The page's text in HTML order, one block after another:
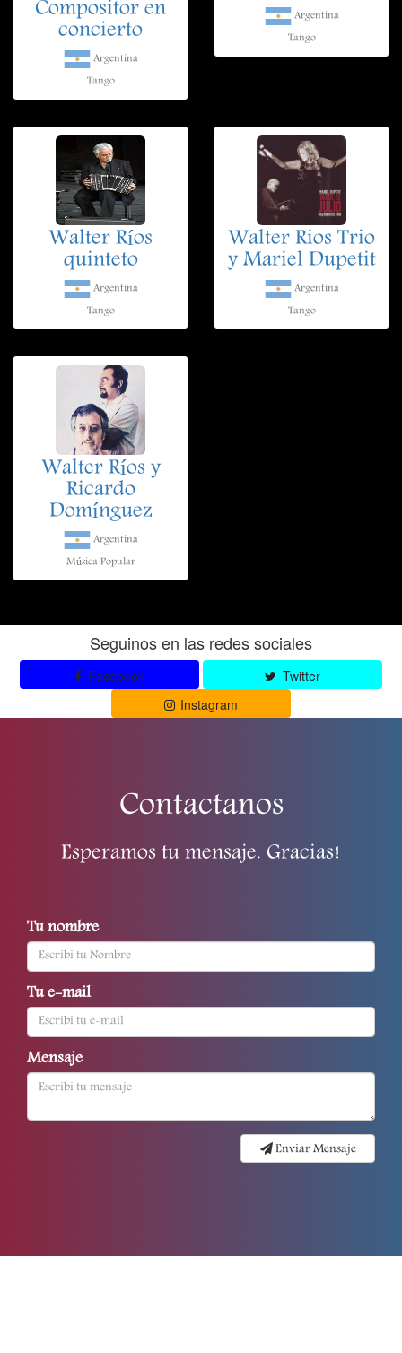
Compositor en
concierto
Argentina
Tango
Argentina
Tango
Walter Ríos
quinteto
Argentina
Tango
Walter Rios Trio
y Mariel Dupetit
Argentina
Tango
Walter Ríos y
Ricardo
Domínguez
Argentina
Música Popular
Seguinos en las redes sociales
Facebook
Twitter
Instagram
Contactanos
Esperamos tu mensaje. Gracias!
Tu nombre
Tu e-mail
Mensaje
Enviar Mensaje